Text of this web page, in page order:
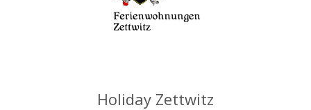
Holiday Zettwitz